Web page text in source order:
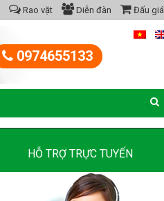
Rao vặt Diễn đàn Đấu giá
0974655133
HỖ TRỢ TRỰC TUYẾN